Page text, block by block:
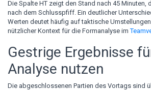
Die Spalte HT zeigt den Stand nach 45 Minuten,
nach dem Schlusspfiff. Ein deutlicher
Werten deutet häufig auf taktische
nützlicher Kontext für die Formanalyse im
Gestrige Ergebnisse
Analyse nutzen
Die abgeschlossenen Partien des Vortags sind